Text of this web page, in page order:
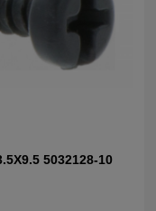
5032128-10